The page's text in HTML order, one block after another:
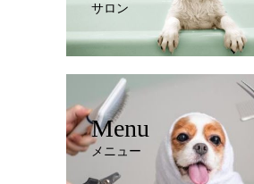
サロン
Menu
メニュー